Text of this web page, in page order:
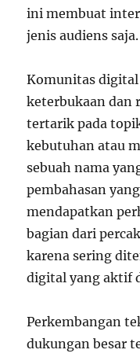
ini membuat
jenis audiens saja.
Komunitas
keterbukaan dan
tertarik pada
kebutuhan atau
sebuah nama
pembahasan
mendapatkan
bagian dari
karena sering
digital yang aktif
Perkembangan
dukungan besar